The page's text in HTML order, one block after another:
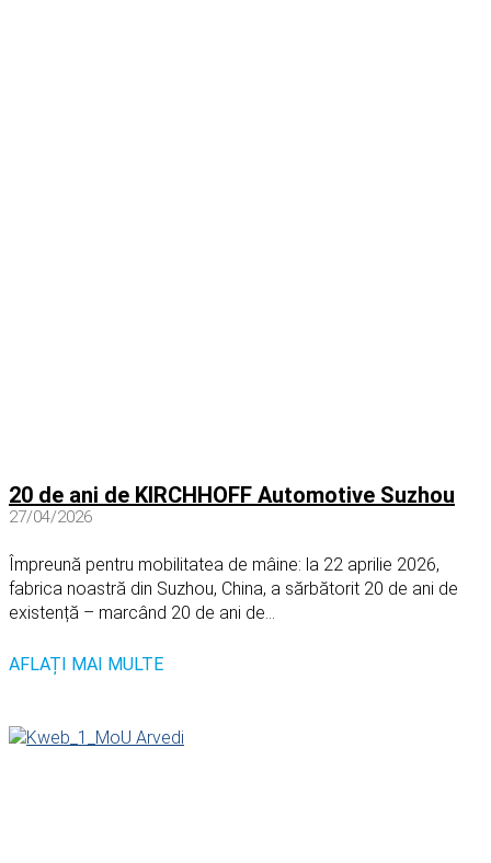
20 de ani de KIRCHHOFF Automotive Suzhou
27/04/2026
Împreună pentru mobilitatea de mâine: la 22 aprilie 2026,
fabrica noastră din Suzhou, China, a sărbătorit 20 de ani de
existență – marcând 20 de ani de...
AFLAȚI MAI MULTE